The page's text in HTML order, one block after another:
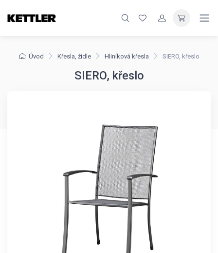
Úvod Křesla, židle Hliníková křesla SIERO, křeslo
SIERO, křeslo